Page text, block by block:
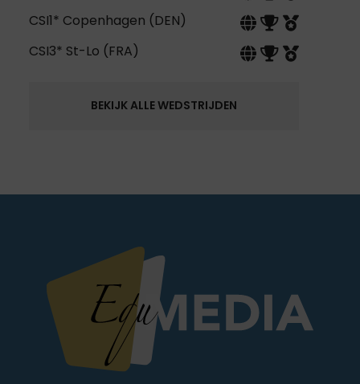
CSI1* Copenhagen (DEN)
CSI3* St-Lo (FRA)
BEKIJK ALLE WEDSTRIJDEN